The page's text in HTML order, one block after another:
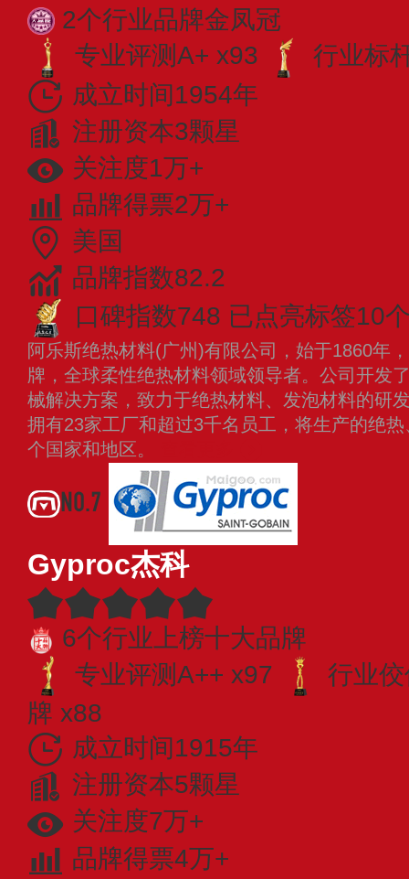
2个行业品牌金凤冠
专业评测A+ x93
行业标
成立时间1954年
注册资本3颗星
关注度1万+
品牌得票2万+
美国
品牌指数82.2
口碑指数748 已点亮标签10
阿乐斯绝热材料(广州)有限公司，始于1860年
牌，全球柔性绝热材料领域领导者。公司开发
械解决方案，致力于绝热材料、发泡材料的研
拥有23家工厂和超过3千名员工，将生产的绝
个国家和地区。
NO.7
Gyproc杰科
6个行业上榜十大品牌
专业​评测A++ x97
行业
牌 x88
成立时间1915年
注册资本5颗星
关注度7万+
品牌得票4万+